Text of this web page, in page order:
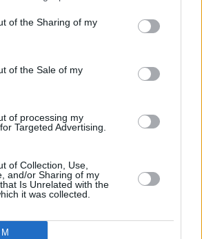
of the Sharing of my
of the Sale of my
of processing my
Targeted Advertising.
of Collection, Use,
and/or Sharing of my
Is Unrelated with the
it was collected.
Svar
Linn. En nokså tykk og nesten litt
Men bare tørre klumper
ikke være, men som sagt en veldig
konsistensen blir som en tykk og
henger sammen. Gi kaken en sjanse